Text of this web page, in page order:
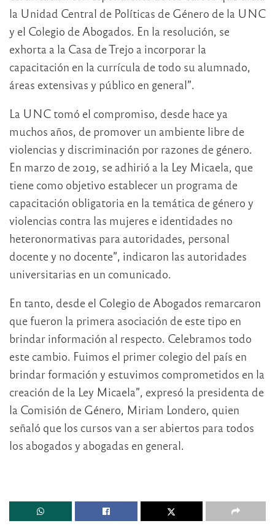
la Unidad Central de Políticas de Género de la UNC
y el Colegio de Abogados. En la resolución, se
exhorta a la Casa de Trejo a incorporar la
capacitación en la currícula de todo su alumnado,
áreas extensivas y público en general”.
La UNC tomó el compromiso, desde hace ya
muchos años, de promover un ambiente libre de
violencias y discriminación por razones de género.
En marzo de 2019, se adhirió a la Ley Micaela, que
tiene como objetivo establecer un programa de
capacitación obligatoria en la temática de género y
violencias contra las mujeres e identidades no
heteronormativas para autoridades, personal
docente y no docente”, indicaron las autoridades
universitarias en un comunicado.
En tanto, desde el Colegio de Abogados remarcaron
que fueron la primera asociación de este tipo en
brindar información al respecto. Celebramos todo
este cambio. Fuimos el primer colegio del país en
brindar formación y estuvimos comprometidos en la
creación de la Ley Micaela”, expresó la presidenta de
la Comisión de Género, Miriam Londero, quien
señaló que los cursos van a ser abiertos para todos
los abogados y abogadas en general.